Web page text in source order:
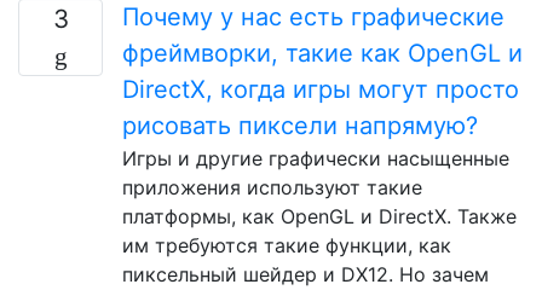
3
Почему у нас есть графические
фреймворки, такие как OpenGL и
DirectX, когда игры могут просто
рисовать пиксели напрямую?
Игры и другие графически насыщенные
приложения используют такие
платформы, как OpenGL и DirectX. Также
им требуются такие функции, как
пиксельный шейдер и DX12. Но зачем